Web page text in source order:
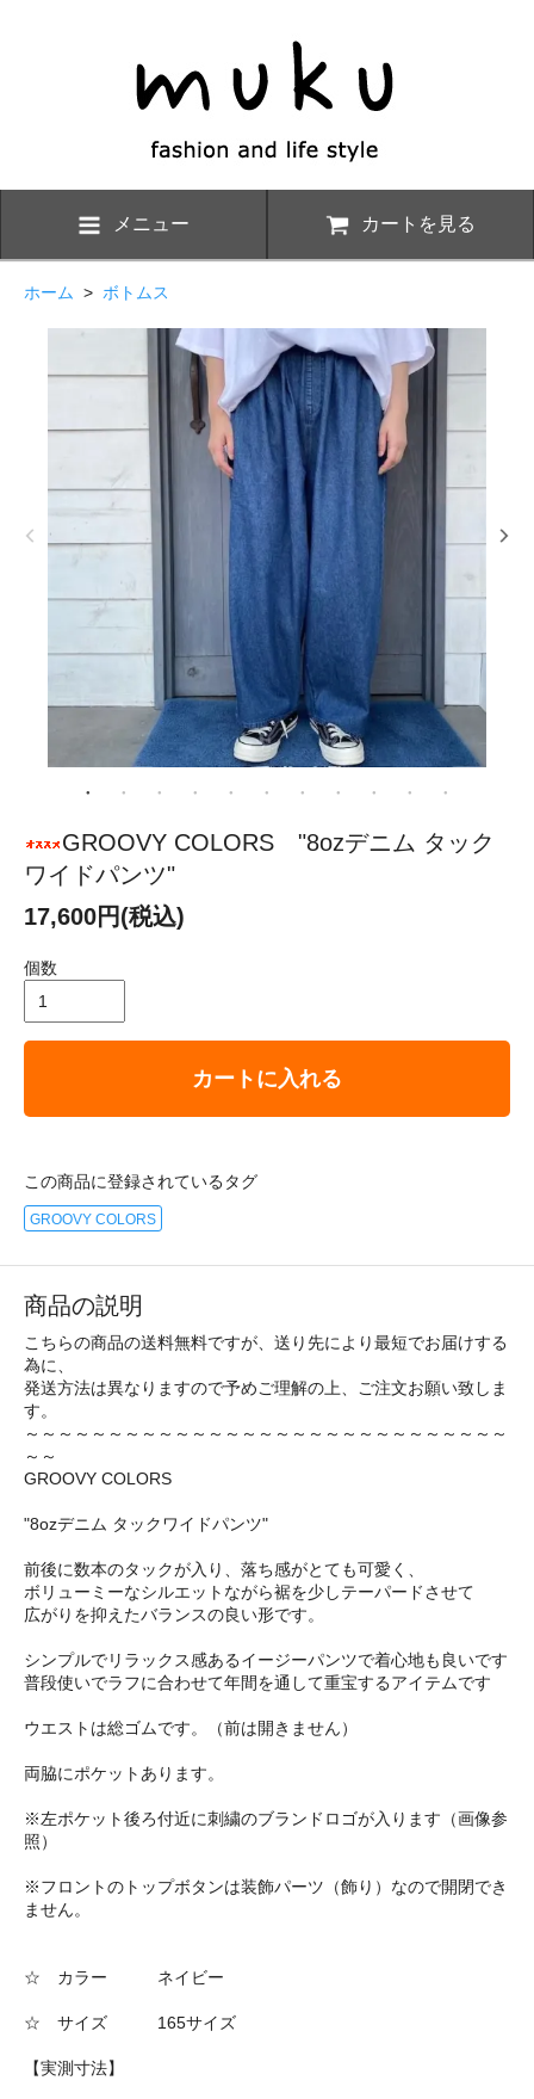
メニュー カートを見る
ホーム > ボトムス
GROOVY COLORS "8ozデニム タック
ワイドパンツ"
17,600円(税込)
個数
カートに入れる
この商品に登録されているタグ
GROOVY COLORS
商品の説明
こちらの商品の送料無料ですが、送り先により最短でお届けする
為に、
発送方法は異なりますので予めご理解の上、ご注文お願い致しま
す。
～～～～～～～～～～～～～～～～～～～～～～～～～～～～～
～～
GROOVY COLORS
"8ozデニム タックワイドパンツ"
前後に数本のタックが入り、落ち感がとても可愛く、
ボリューミーなシルエットながら裾を少しテーパードさせて
広がりを抑えたバランスの良い形です。
シンプルでリラックス感あるイージーパンツで着心地も良いです
普段使いでラフに合わせて年間を通して重宝するアイテムです
ウエストは総ゴムです。（前は開きません）
両脇にポケットあります。
※左ポケット後ろ付近に刺繍のブランドロゴが入ります（画像参
照）
※フロントのトップボタンは装飾パーツ（飾り）なので開閉でき
ません。
☆ カラー ネイビー
☆ サイズ 165サイズ
【実測寸法】